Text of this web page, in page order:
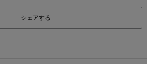
シェアする